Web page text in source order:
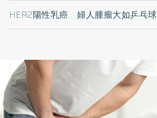
HER2陽性乳癌 婦人腫瘤大如乒乓球